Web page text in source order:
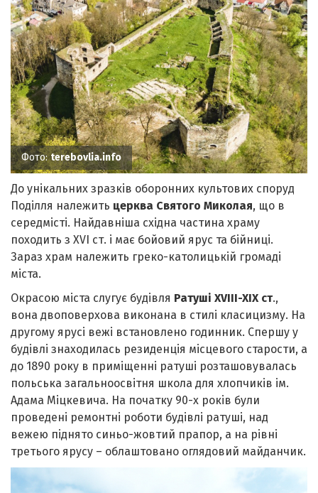
Фото:terebovlia.info
До унікальних зразків оборонних культових споруд
Поділля належить церква Святого Миколая, що в
середмісті. Найдавніша східна частина храму
походить з XVI ст. і має бойовий ярус та бійниці.
Зараз храм належить греко-католицькій громаді
міста.
Окрасою міста слугує будівля Ратуші XVIII-XIX ст.,
вона двоповерхова виконана в стилі класицизму. На
другому ярусі вежі встановлено годинник. Спершу у
будівлі знаходилась резиденція місцевого старости, а
до 1890 року в приміщенні ратуші розташовувалась
польська загальноосвітня школа для хлопчиків ім.
Адама Міцкевича. На початку 90-х років були
проведені ремонтні роботи будівлі ратуші, над
вежею піднято синьо-жовтий прапор, а на рівні
третього ярусу – облаштовано оглядовий майданчик.